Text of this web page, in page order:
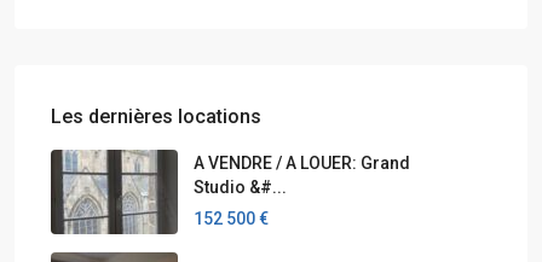
Les dernières locations
A VENDRE / A LOUER: Grand
Studio &#...
152 500 €